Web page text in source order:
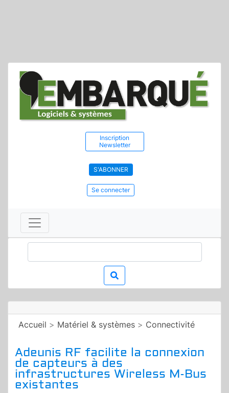
Inscription
Newsletter
S'ABONNER
Se connecter
Accueil > Matériel & systèmes > Connectivité
Adeunis RF facilite la connexion
de capteurs à des
infrastructures Wireless M-Bus
existantes